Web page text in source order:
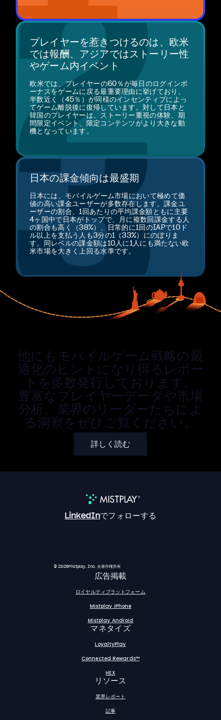
プレイヤーを惹きつけるのは、欧米
では報酬、アジアではストーリー性
やゲーム内イベント
欧米では、プレイヤーの60％が毎日のログインボ
ーナスをゲームに戻る最重要理由に挙げており、
半数近く（45％）が同様のインセンティブによっ
てゲーム離脱後に復帰しています。対して日本と
韓国のプレイヤーは、ストーリー重視の体験、期
間限定イベント、限定コンテンツがより大きな動
機となっています。
日本の課金傾向は最盛期
日本には、モバイルゲーム市場において極めて価
値の高い課金ユーザーが多数存在します。課金ユ
ーザーの割合、1回あたりの平均課金額ともに主要
4ヶ国中で日本がトップで、月に複数回課金する人
の割合も高く（38%）、日常的に1回のIAPで10ド
ル以上を支払う人も3分の1（33%）にのぼりま
す。同レベルの課金額は10人に1人にも満たない欧
米市場を大きく上回る水準です。
他にもモバイルゲーム戦略の最
適化のヒントになり得るレポー
トを多数発行しております。
豊富なプレイヤーデータや市場
分析、業界のリーダーたちによ
る洞察をぜひご覧ください。
詳しく読む
LinkedInでフォローする
© 2026Mistplay, Inc. 全著作権所有
広告掲載
ロイヤルティプラットフォーム
Mistplay iPhone
Mistplay Android
マネタイズ
LoyaltyPlay
Connected Rewards™
HEX
リソース
業界レポート
記事